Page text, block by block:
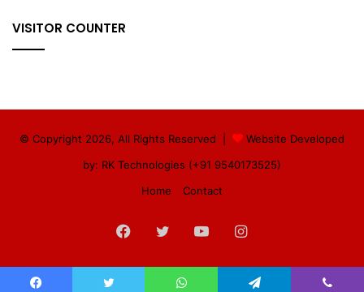
VISITOR COUNTER
© Copyright 2026, All Rights Reserved |
Website Developed
by: RK Technologies (+91 9540173525)
Home
Contact
Facebook
TwitterYouTubeInstagram